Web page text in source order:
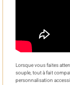
Lorsque vous faites
souple, tout à fait
personnalisation